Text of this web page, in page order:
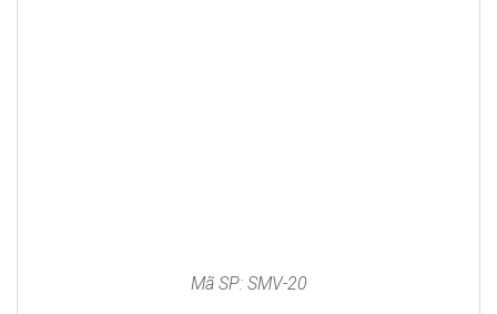
Mã SP: SMV-20